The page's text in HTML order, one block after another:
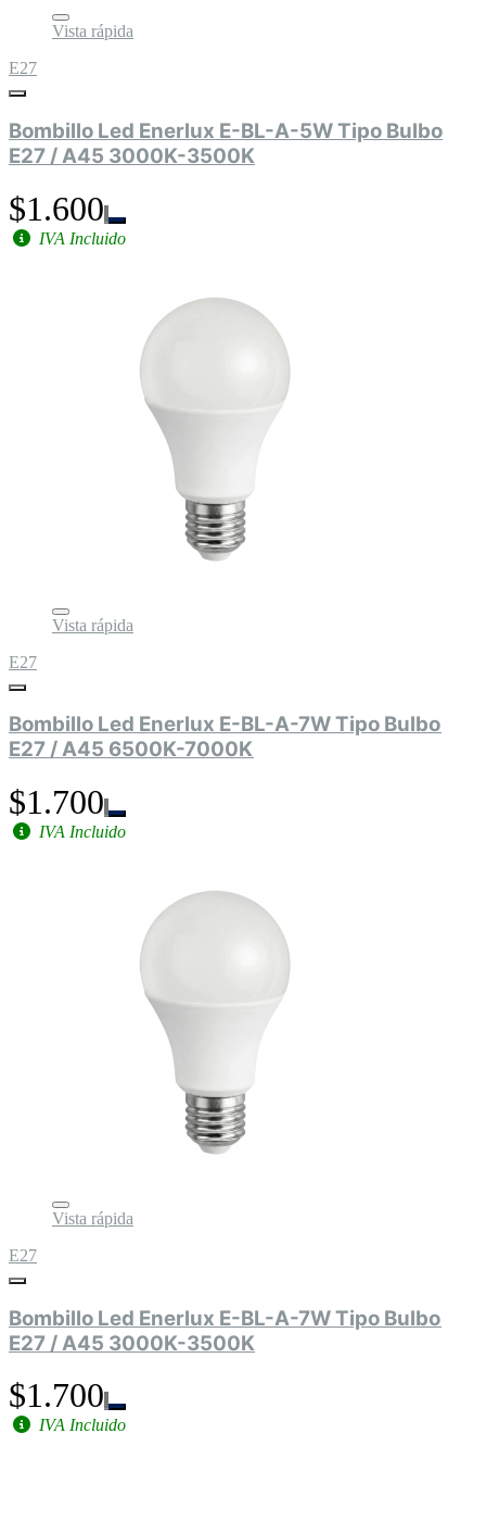
Vista rápida
E27
Bombillo Led Enerlux E-BL-A-5W Tipo Bulbo
E27 / A45 3000K-3500K
$1.600
IVA Incluido
Vista rápida
E27
Bombillo Led Enerlux E-BL-A-7W Tipo Bulbo
E27 / A45 6500K-7000K
$1.700
IVA Incluido
Vista rápida
E27
Bombillo Led Enerlux E-BL-A-7W Tipo Bulbo
E27 / A45 3000K-3500K
$1.700
IVA Incluido